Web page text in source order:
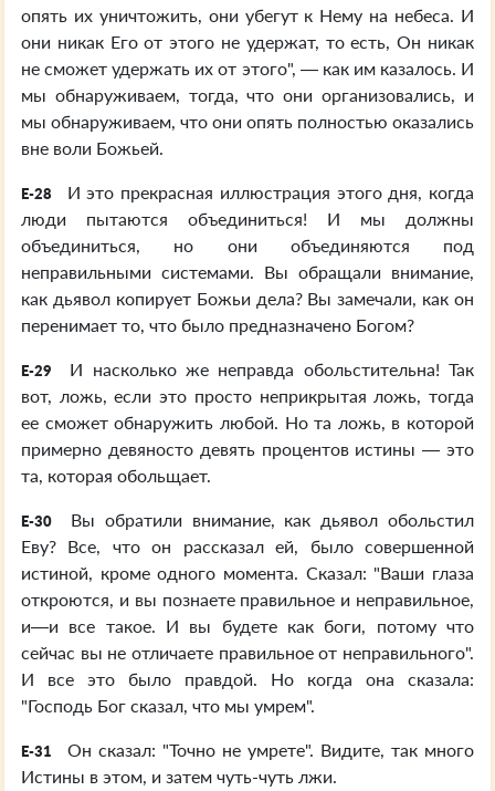
опять их уничтожить, они убегут к Нему на небеса. И
они никак Его от этого не удержат, то есть, Он никак
не сможет удержать их от этого", — как им казалось. И
мы обнаруживаем, тогда, что они организовались, и
мы обнаруживаем, что они опять полностью оказались
вне воли Божьей.
E-28
И это прекрасная иллюстрация этого дня, когда
люди пытаются объединиться! И мы должны
объединиться, но они объединяются под
неправильными системами. Вы обращали внимание,
как дьявол копирует Божьи дела? Вы замечали, как он
перенимает то, что было предназначено Богом?
E-29
И насколько же неправда обольстительна! Так
вот, ложь, если это просто неприкрытая ложь, тогда
ее сможет обнаружить любой. Но та ложь, в которой
примерно девяносто девять процентов истины — это
та, которая обольщает.
E-30
Вы обратили внимание, как дьявол обольстил
Еву? Все, что он рассказал ей, было совершенной
истиной, кроме одного момента. Сказал: "Ваши глаза
откроются, и вы познаете правильное и неправильное,
и—и все такое. И вы будете как боги, потому что
сейчас вы не отличаете правильное от неправильного".
И все это было правдой. Но когда она сказала:
"Господь Бог сказал, что мы умрем".
E-31
Он сказал: "Точно не умрете". Видите, так много
Истины в этом, и затем чуть-чуть лжи.